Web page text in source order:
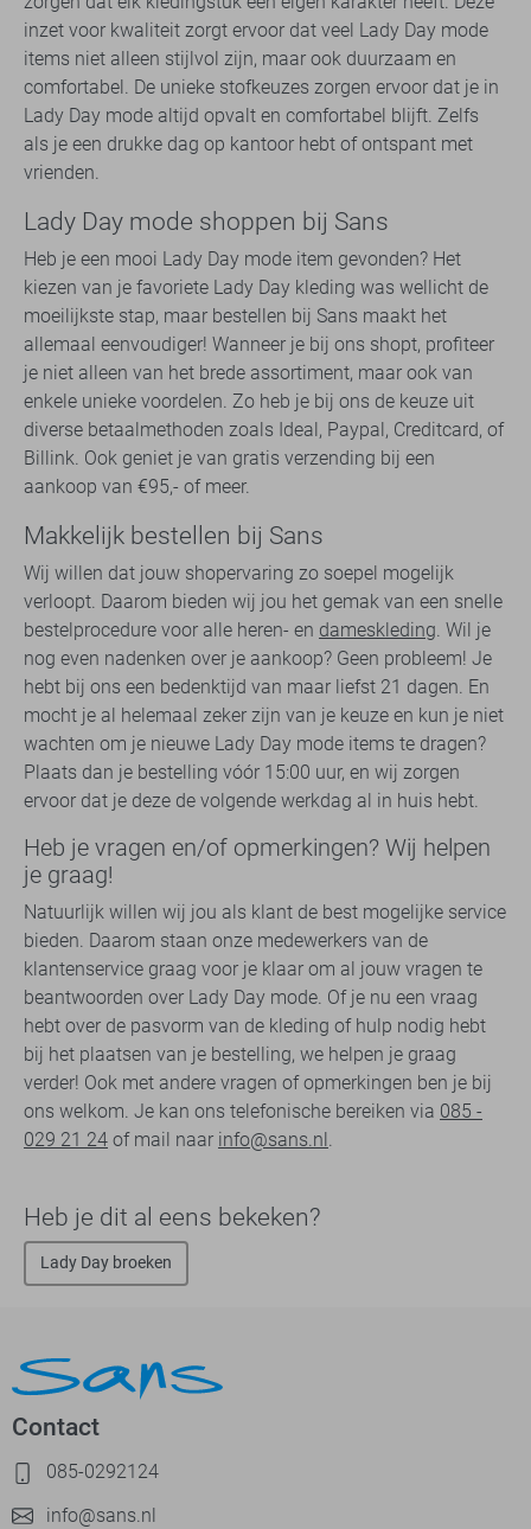
inzet voor kwaliteit zorgt ervoor dat veel Lady Day mode
items niet alleen stijlvol zijn, maar ook duurzaam en
comfortabel. De unieke stofkeuzes zorgen ervoor dat je in
Lady Day mode altijd opvalt en comfortabel blijft. Zelfs
als je een drukke dag op kantoor hebt of ontspant met
vrienden.
Lady Day mode shoppen bij Sans
Heb je een mooi Lady Day mode item gevonden? Het
kiezen van je favoriete Lady Day kleding was wellicht de
moeilijkste stap, maar bestellen bij Sans maakt het
allemaal eenvoudiger! Wanneer je bij ons shopt, profiteer
je niet alleen van het brede assortiment, maar ook van
enkele unieke voordelen. Zo heb je bij ons de keuze uit
diverse betaalmethoden zoals Ideal, Paypal, Creditcard, of
Billink. Ook geniet je van gratis verzending bij een
aankoop van €95,- of meer.
Makkelijk bestellen bij Sans
Wij willen dat jouw shopervaring zo soepel mogelijk
verloopt. Daarom bieden wij jou het gemak van een snelle
bestelprocedure voor alle heren- en dameskleding. Wil je
nog even nadenken over je aankoop? Geen probleem! Je
hebt bij ons een bedenktijd van maar liefst 21 dagen. En
mocht je al helemaal zeker zijn van je keuze en kun je niet
wachten om je nieuwe Lady Day mode items te dragen?
Plaats dan je bestelling vóór 15:00 uur, en wij zorgen
ervoor dat je deze de volgende werkdag al in huis hebt.
Heb je vragen en/of opmerkingen? Wij helpen
je graag!
Natuurlijk willen wij jou als klant de best mogelijke service
bieden. Daarom staan onze medewerkers van de
klantenservice graag voor je klaar om al jouw vragen te
beantwoorden over Lady Day mode. Of je nu een vraag
hebt over de pasvorm van de kleding of hulp nodig hebt
bij het plaatsen van je bestelling, we helpen je graag
verder! Ook met andere vragen of opmerkingen ben je bij
ons welkom. Je kan ons telefonische bereiken via 085 -
029 21 24 of mail naar info@sans.nl.
Heb je dit al eens bekeken?
Lady Day broeken
Contact
085-0292124
info@sans.nl